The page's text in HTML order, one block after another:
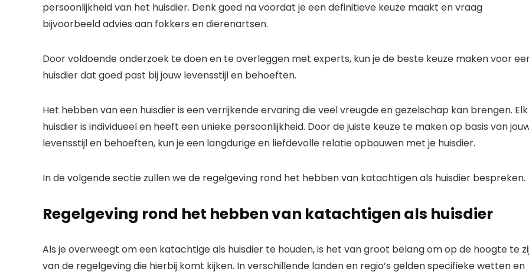
persoonlijkheid van het huisdier. Denk goed na voordat je een definitieve keuze maakt en vraag
bijvoorbeeld advies aan fokkers en dierenartsen.
Door voldoende onderzoek te doen en te overleggen met experts, kun je de beste keuze maken voor
huisdier dat goed past bij jouw levensstijl en behoeften.
Het hebben van een huisdier is een verrijkende ervaring die veel vreugde en gezelschap kan brengen. Elk
huisdier is individueel en heeft een unieke persoonlijkheid. Door de juiste keuze te maken op basis van
levensstijl en behoeften, kun je een langdurige en liefdevolle relatie opbouwen met je huisdier.
In de volgende sectie zullen we de regelgeving rond het hebben van katachtigen als huisdier bespreken.
Regelgeving rond het hebben van katachtigen als huisdier
Als je overweegt om een katachtige als huisdier te houden, is het van groot belang om op de hoogte te
van de regelgeving die hierbij komt kijken. In verschillende landen en regio’s gelden specifieke wetten en